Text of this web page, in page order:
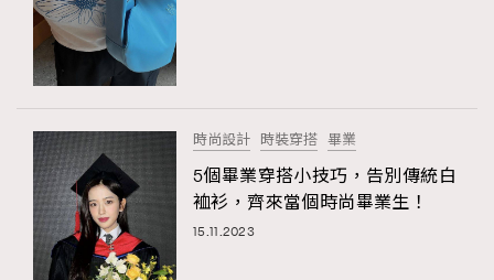
About us Collaboration Opportunity
Japan | Portugal | Spain
時尚設計 時裝穿搭 畢業
5個畢業穿搭小技巧，告別傳統白
裇衫，齊來當個時尚畢業生！
15.11.2023